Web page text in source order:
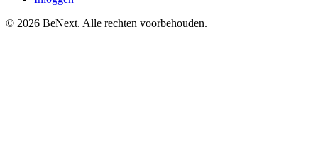
© 2026 BeNext. Alle rechten voorbehouden.